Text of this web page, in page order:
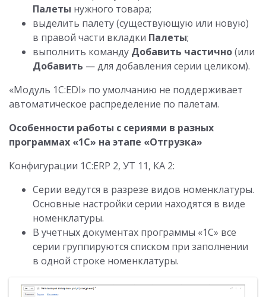
Палеты нужного товара;
выделить палету (существующую или новую)
в правой части вкладки Палеты;
выполнить команду Добавить частично(или
Добавить — для добавления серии целиком).
«Модуль 1С:EDI» по умолчанию не поддерживает
автоматическое распределение по палетам.
Особенности работы с сериями в разных
программах «1С» на этапе «Отгрузка»
Конфигурации 1С:ERP 2, УТ 11, КА 2:
Серии ведутся в разрезе видов номенклатуры.
Основные настройки серии находятся в виде
номенклатуры.
В учетных документах программы «1С» все
серии группируются списком при заполнении
в одной строке номенклатуры.